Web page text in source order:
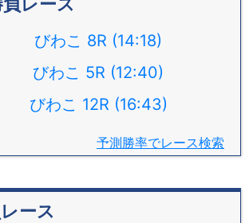
びわこ 8R (14:18)
びわこ 5R (12:40)
びわこ 12R (16:43)
予測勝率でレース検索
ース